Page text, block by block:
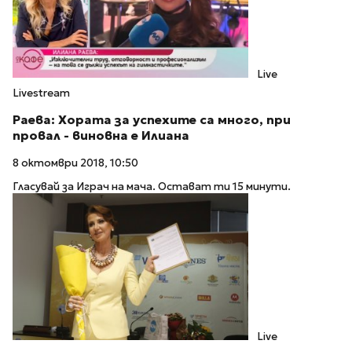
Live
Livestream
Раева: Хората за успехите са много, при
провал - виновна е Илиана
8 октомври 2018, 10:50
Гласувай за Играч на мача. Остават ти 15 минути.
Live